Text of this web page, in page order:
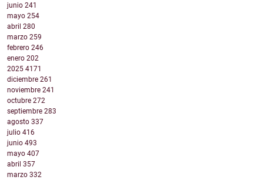
junio 241
mayo 254
abril 280
marzo 259
febrero 246
enero 202
2025 4171
diciembre 261
noviembre 241
octubre 272
septiembre 283
agosto 337
julio 416
junio 493
mayo 407
abril 357
marzo 332